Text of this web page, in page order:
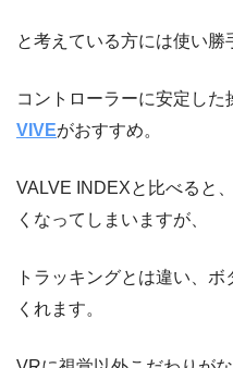
と考えている方には使い勝
コントローラーに安定した
VIVEがおすすめ。
VALVE INDEXと比べると
くなってしまいますが、
トラッキングとは違い、
くれます。